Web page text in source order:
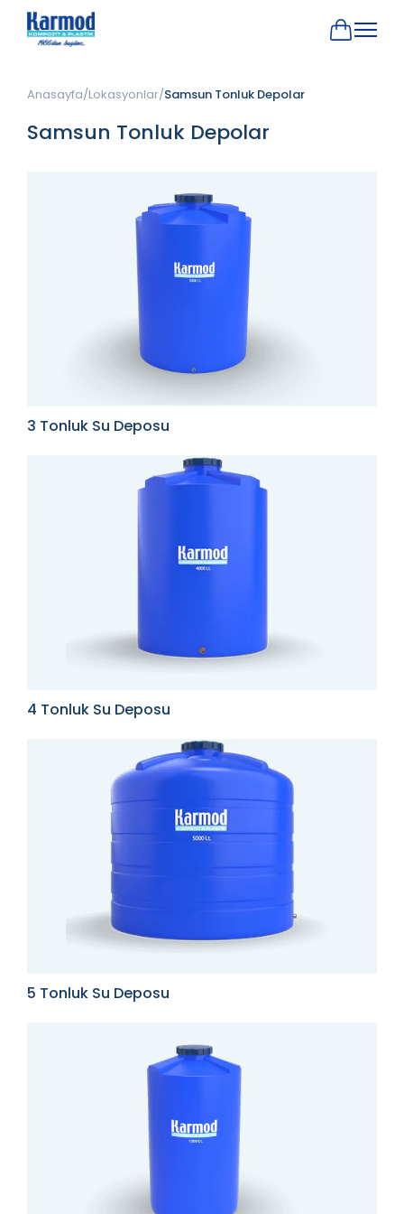
Anasayfa Lokasyonlar Samsun Tonluk Depolar
Samsun Tonluk Depolar
3 Tonluk Su Deposu
4 Tonluk Su Deposu
5 Tonluk Su Deposu